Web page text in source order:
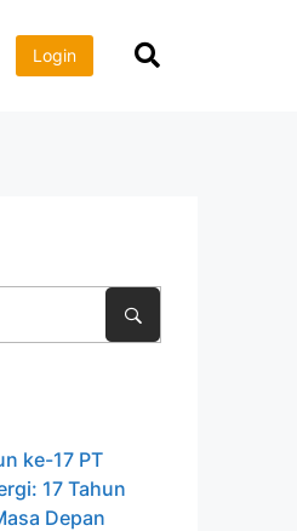
Login
ke-17 PT
17 Tahun
Depan